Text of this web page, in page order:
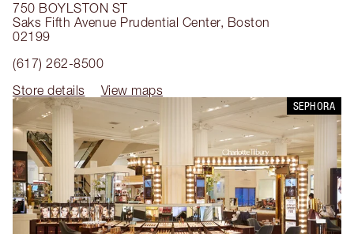
750 BOYLSTON ST
Saks Fifth Avenue Prudential Center, Boston
02199
(617) 262-8500
Store details
View maps
SEPHORA